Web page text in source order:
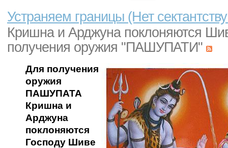
Устраняем границы (Нет
Кришна и Арджуна поклоняются
получения оружия "ПАШУПАТИ"
Для получения
оружия
ПАШУПАТА
Кришна и
Арджуна
поклоняются
Господу Шиве